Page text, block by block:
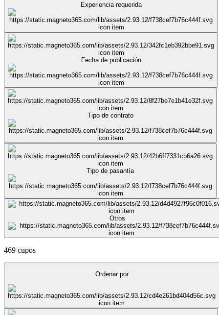
Experiencia requerida
Fecha de publicación
Tipo de contrato
Tipo de pasantía
Otros
469 cupos
Ordenar por